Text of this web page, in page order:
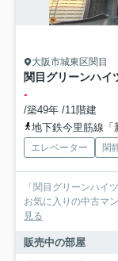
大阪市城東区関目
関目グリーンハイ
-
/築49年 /11階建
地下鉄今里筋線「
エレベーター 閑
「関目グリーンハイ
お気に入りの中古マ
見る
販売中の部屋